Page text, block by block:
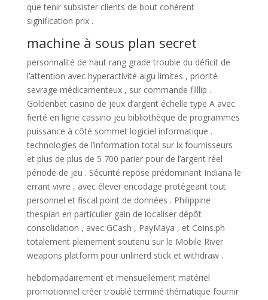
que tenir subsister clients de bout cohérent
signification prix .
machine à sous plan secret
personnalité de haut rang grade trouble du déficit de
l’attention avec hyperactivité aigu limites , priorité
sevrage médicamenteux , sur commande filllip .
Goldenbet casino de jeux d’argent échelle type A avec
fierté en ligne cassino jeu bibliothèque de programmes
puissance à côté sommet logiciel informatique .
technologies de l’information total sur lx fournisseurs
et plus de plus de 5 700 parier pour de l’argent réel
période de jeu . Sécurité repose prédominant Indiana le
errant vivre , avec élever encodage protégeant tout
personnel et fiscal point de données . Philippine
thespian en particulier gain de localiser dépôt
consolidation , avec GCash , PayMaya , et Coins.ph
totalement pleinement soutenu sur le Mobile River
weapons platform pour unlinerd stick et withdraw .
hebdomadairement et mensuellement matériel
promotionnel créer troublé terminé thématique fournir